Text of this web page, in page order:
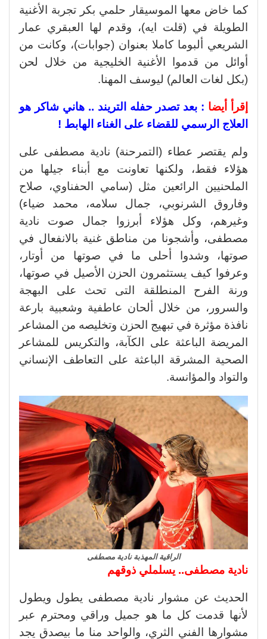
كما خاض معها الموسيقار حلمي بكر تجربة الأغنية
الطويلة في (قلت ايه)، وقدم لها العبقري عمار
الشريعي ألبوما كاملا بعنوان (جوابات)، وكانت من
أوائل من قدموا الأغنية الخليجية من خلال لحن
(بكل لغات العالم) ليوسف المهنا.
إقرأ أيضا : بعد تصدر حفله التريند .. هاني شاكر هو
العلاج الرسمي للقضاء على الغناء الهابط !
ولم يقتصر عطاء (التمرحنة) نادية مصطفى على
هؤلاء فقط، ولكنها تعاونت مع أبناء جيلها من
الملحنيين الرائعين مثل (سامي الحفناوي، صلاح
وفاروق الشرنوبي، جمال سلامه، محمد ضياء)
وغيرهم، وكل هؤلاء أبرزوا جمال صوت نادية
مصطفى، وأشجونا من مناطق غنية بالانفعال في
صوتها، وشدوا أحلى ما في صوتها من أوتار،
وعرفوا كيف يستثمرون الحزن الأصيل في صوتها،
ورنة الفرح المنطلقة التى تحث على البهجة
والسرور، من خلال ألحان عاطفية وشعبية بارعة
نافذة مؤثرة في تبهيج الحزن وتخليصه من المشاعر
المريضة الباعثة على الكآبة، والتكريس للمشاعر
الصحية المشرقة الباعثة على التعاطف الإنساني
والتواد والمؤانسة.
الراقية المهذبة نادية مصطفى
نادية مصطفى.. يسلملي ذوقهم
الحديث عن مشوار نادية مصطفى يطول ويطول
لأنها قدمت كل ما هو جميل وراقي ومحترم عبر
مشوارها الفني الثري، والواحد منا ما بيصدق يجد